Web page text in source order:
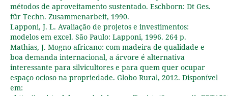
métodos de aproveitamento sustentado. Eschborn: Dt Ges.
für Techn. Zusammenarbeit, 1990.
Lapponi, J. L. Avaliação de projetos e investimentos:
modelos em excel. São Paulo: Lapponi, 1996. 264 p.
Mathias, J. Mogno africano: com madeira de qualidade e
boa demanda internacional, a árvore é alternativa
interessante para silvicultores e para quem quer ocupar
espaço ocioso na propriedade. Globo Rural, 2012. Disponível
em: